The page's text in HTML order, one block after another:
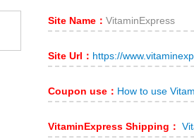
Site Name： VitaminExpress
Site Url： https://
Coupon use： How to use
VitaminExpress Shipping：